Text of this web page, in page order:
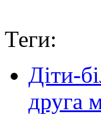
Теги:
Діти-
друга